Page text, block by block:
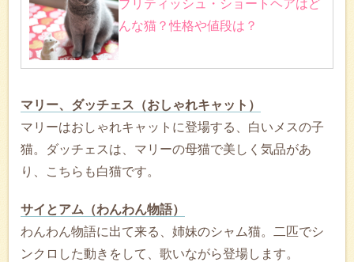
ブリティッシュ・ショートヘアはど
んな猫？性格や値段は？
マリー、ダッチェス（おしゃれキャット）
マリーはおしゃれキャットに登場する、白いメスの子
猫。ダッチェスは、マリーの母猫で美しく気品があ
り、こちらも白猫です。
サイとアム（わんわん物語）
わんわん物語に出て来る、姉妹のシャム猫。二匹でシ
ンクロした動きをして、歌いながら登場します。